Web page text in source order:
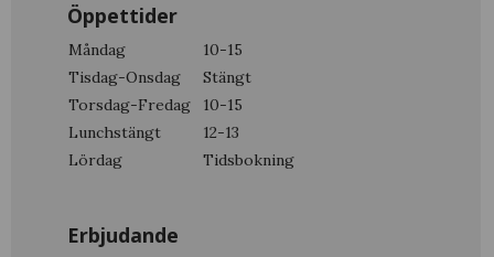
Öppettider
Måndag
10-15
Tisdag-Onsdag
Stängt
Torsdag-Fredag
10-15
Lunchstängt
12-13
Lördag
Tidsbokning
Erbjudande